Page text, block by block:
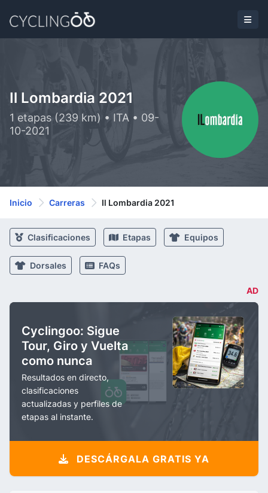
Il Lombardia 2021
1 etapas (239 km) • ITA • 09-
10-2021
Inicio Carreras Il Lombardia 2021
Clasificaciones Etapas Equipos
Dorsales FAQs
AD
Cyclingoo: Sigue
Tour, Giro y Vuelta
como nunca
Resultados en directo,
clasificaciones
actualizadas y perfiles de
etapas al instante.
DESCÁRGALA GRATIS YA